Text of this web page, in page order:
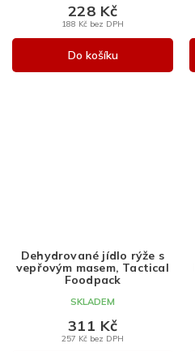
188 Kč bez DPH
228 Kč
Do košíku
Dehydrované jídlo rýže s
vepřovým masem, Tactical
Foodpack
SKLADEM
257 Kč bez DPH
311 Kč